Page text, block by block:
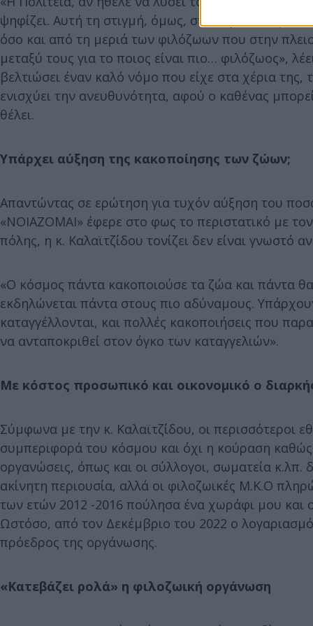
ψηφίζει. Αυτή τη στιγμή, όμως, στο θέμα των ζώων,
όσο και από τη μεριά των φιλόζωων που στην
μεταξύ τους για το ποιος είναι πιο… φιλόζωος»,
βελτιώσει έναν καλό νόμο που είχε στα χέρια
ενισχύει την ανευθυνότητα, αφού ο καθένας
θέλει.
Υπάρχει αύξηση της κακοποίησης των ζώων;
Απαντώντας σε ερώτηση για τυχόν αύξηση του
«ΝΟΙΑΖΟΜΑΙ» έφερε στο φως το περιστατικό με
πόλης, η κ. Καλαϊτζίδου τονίζει δεν είναι γνωστό
«Ο κόσμος πάντα κακοποιούσε τα ζώα και πάντα
εκδηλώνεται πάντα στους πιο αδύναμους.
καταγγέλλονται, και πολλές κακοποιήσεις που
να ανταποκριθεί στον όγκο των καταγγελιών».
Με κόστος προσωπικό και οικονομικό ο
Σύμφωνα με την κ. Καλαϊτζίδου, οι περισσότεροι
συμπεριφορά του κόσμου και όχι η κούραση καθώς
οργανώσεις, όπως και οι σύλλογοι, σωματεία
ακίνητη περιουσία, αλλά οι φιλοζωικές Μ.Κ.Ο
των ετών 2012 -2016 πούλησα ένα χωράφι μου και
Ωστόσο, από τον Δεκέμβριο του 2022 ο
πρόεδρος της οργάνωσης.
«Κατεβάζει ρολά» η φιλοζωική οργάνωση